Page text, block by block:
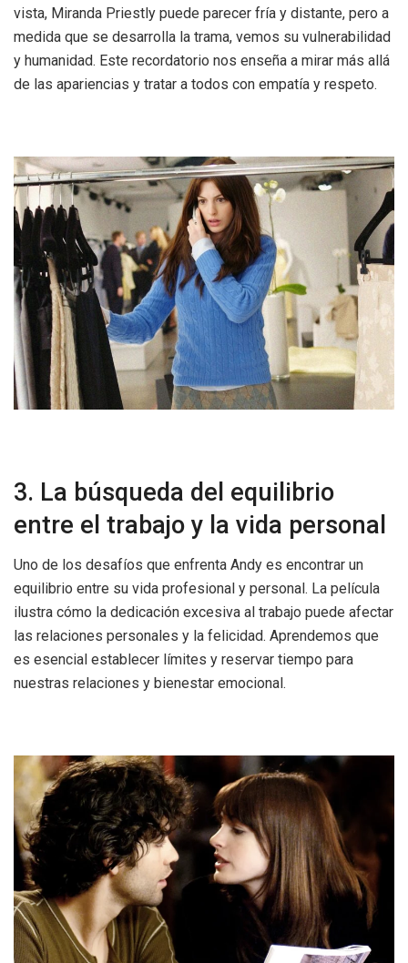
vista, Miranda Priestly puede parecer fría y distante, pero a
medida que se desarrolla la trama, vemos su vulnerabilidad
y humanidad. Este recordatorio nos enseña a mirar más allá
de las apariencias y tratar a todos con empatía y respeto.
3. La búsqueda del equilibrio
entre el trabajo y la vida personal
Uno de los desafíos que enfrenta Andy es encontrar un
equilibrio entre su vida profesional y personal. La película
ilustra cómo la dedicación excesiva al trabajo puede afectar
las relaciones personales y la felicidad. Aprendemos que
es esencial establecer límites y reservar tiempo para
nuestras relaciones y bienestar emocional.